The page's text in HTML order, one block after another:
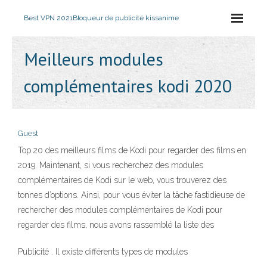
Best VPN 2021Bloqueur de publicité kissanime
Meilleurs modules
complémentaires kodi 2020
Guest
Top 20 des meilleurs films de Kodi pour regarder des films en
2019. Maintenant, si vous recherchez des modules
complémentaires de Kodi sur le web, vous trouverez des
tonnes d’options. Ainsi, pour vous éviter la tâche fastidieuse de
rechercher des modules complémentaires de Kodi pour
regarder des films, nous avons rassemblé la liste des
Publicité . Il existe différents types de modules